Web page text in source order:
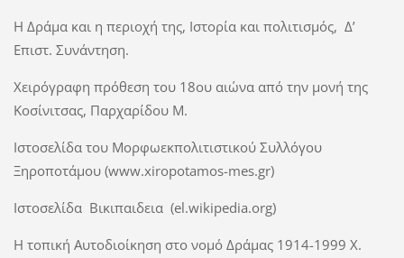
Η Δράμα και η περιοχή της, Ιστορία και πολιτισμός, Δ’
Επιστ. Συνάντηση.
Χειρόγραφη πρόθεση του 18ου αιώνα από την μονή της
Κοσίνιτσας, Παρχαρίδου Μ.
Ιστοσελίδα του Μορφωεκπολιτιστικού Συλλόγου
Ξηροποτάμου (www.xiropotamos-mes.gr)
Ιστοσελίδα Βικιπαιδεια (el.wikipedia.org)
Η τοπική Αυτοδιοίκηση στο νομό Δράμας 1914-1999 Χ.